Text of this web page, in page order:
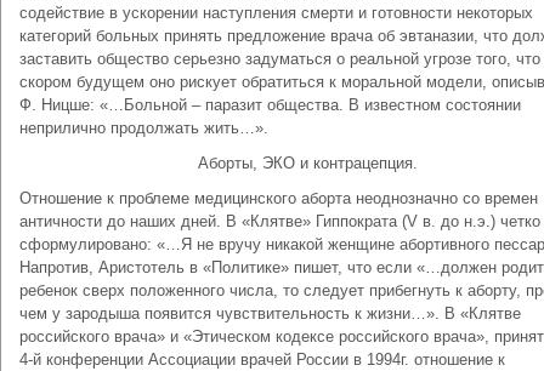
содействие в ускорении наступления смерти и готовности некоторых
категорий больных принять предложение врача об эвтаназии, что
заставить общество серьезно задуматься о реальной угрозе того, что
скором будущем оно рискует обратиться к моральной модели,
Ф. Ницше: «…Больной – паразит общества. В известном состоянии
неприлично продолжать жить…».
Аборты, ЭКО и контрацепция.
Отношение к проблеме медицинского аборта неоднозначно со времен
античности до наших дней. В «Клятве» Гиппократа (V в. до н.э.) четко
сформулировано: «…Я не вручу никакой женщине абортивного
Напротив, Аристотель в «Политике» пишет, что если «…должен
ребенок сверх положенного числа, то следует прибегнуть к аборту,
чем у зародыша появится чувствительность к жизни…». В «Клятве
российского врача» и «Этическом кодексе российского врача»,
4-й конференции Ассоциации врачей России в 1994г. отношение к